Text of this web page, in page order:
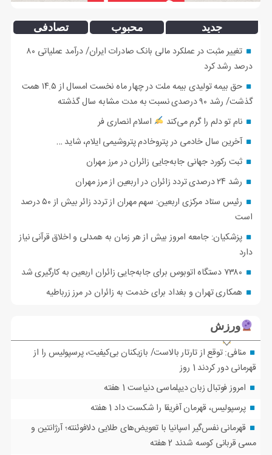
جدید محبوب تصادفی
تغییر مثبت در عملکرد مالی بانک صادرات ایران/ درآمد عملیاتی ۸۰
درصد رشد کرد
حق بیمه تولیدی بیمه ملت در چهار ماه نخست امسال از ۱۴.۵ همت
گذشت/ رشد ۹۰ درصدی نسبت به مدت مشابه سال گذشته
نام تو دلم را گرم می‌کند
اسلام انصاری فر
آخرین سال خادمی در پتروخادم پتروشیمی ایلام، شاید …
ثبت رکورد جهانی جابه‌جایی زائران در مرز مهران
رشد ۲۴ درصدی تردد زائران در اربعین از مرز مهران
رئیس ستاد مرکزی اربعین: سهم مهران از تردد زائر بیش از ۵۰ درصد
است
پزشکیان: جامعه امروز بیش از هر زمان به همدلی و اخلاق قرآنی نیاز
دارد
۷۳۸۰ دستگاه اتوبوس برای جابه‌جایی زائران اربعین به‌ کارگیری شد
همکاری تهران و بغداد برای خدمت به زائران در مرز زرباطیه
ورزش
منافی: توقع از تارتار بالاست/ بازیکنان بی‌کیفیت، پرسپولیس را از
قهرمانی دور کردند 1 روز
امروز فوتبال زبان دیپلماسی دنیاست 1 هفته
پرسپولیس، قهرمان آفریقا را شکست داد 1 هفته
قهرمانی نفس‌گیر اسپانیا با تعویض‌های طلایی دلافوئنته؛ آرژانتین و
مسی قربانی کوسه شدند 2 هفته